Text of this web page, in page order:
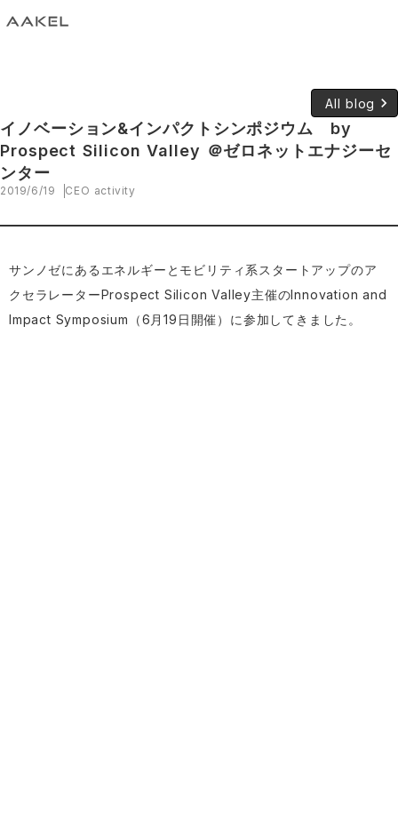
All blog keyboard_arrow_right
イノベーション&インパクトシンポジウム by
Prospect Silicon Valley ＠ゼロネットエナジーセ
ンター
2019/6/19 CEO activity
サンノゼにあるエネルギーとモビリティ系スタートアップのア
クセラレーターProspect Silicon Valley主催のInnovation and
Impact Symposium（6月19日開催）に参加してきました。